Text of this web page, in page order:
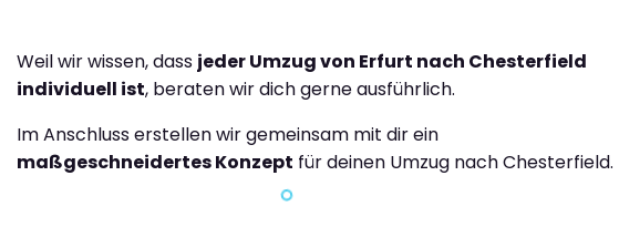
Weil wir wissen, dass jeder Umzug von Erfurt nach Chesterfield
individuell ist, beraten wir dich gerne ausführlich.
Im Anschluss erstellen wir gemeinsam mit dir ein
maßgeschneidertes Konzept für deinen Umzug nach Chesterfield.